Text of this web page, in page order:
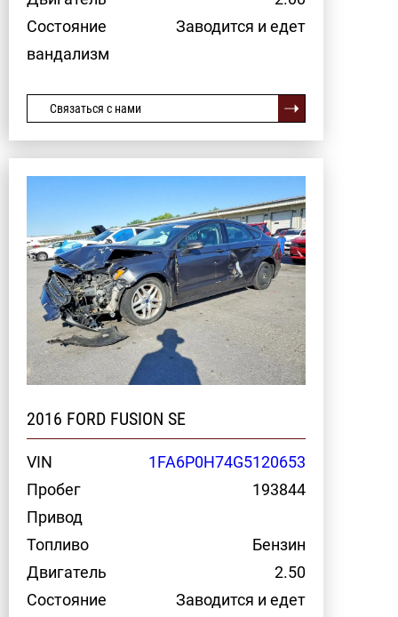
Состояние
Заводится и едет
вандализм
Связаться с нами
2016 FORD FUSION SE
VIN
1FA6P0H74G5120653
Пробег
193844
Привод
Топливо
Бензин
Двигатель
2.50
Состояние
Заводится и едет